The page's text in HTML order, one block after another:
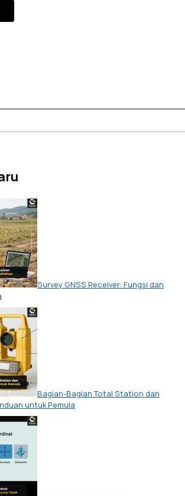
Survey GNSS Receiver: Fungsi dan
Bagian-Bagian Total Station dan
untuk Pemula